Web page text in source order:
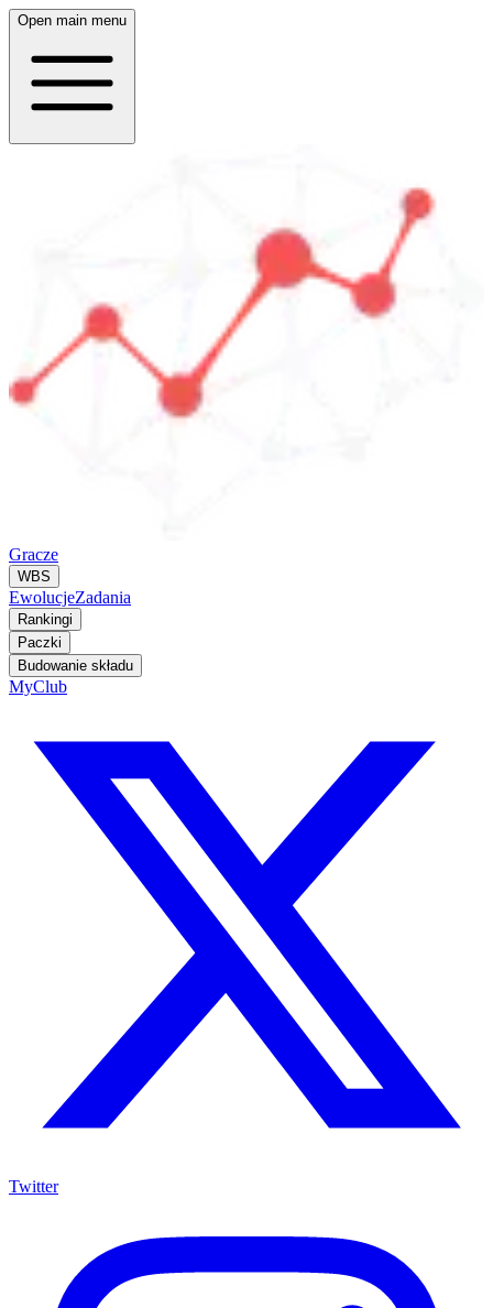
Open main menu
Gracze
WBS
EwolucjeZadania
Rankingi
Paczki
Budowanie składu
MyClub
Twitter